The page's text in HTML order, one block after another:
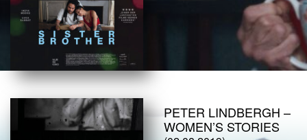
PETER LINDBERGH –
WOMEN’S STORIES